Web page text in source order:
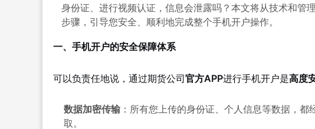
身份证、进行视频认证，信息会泄露吗？本文将从技术和管
步骤，引导您安全、顺利地完成整个手机开户操作。
一、手机开户的安全保障体系
可以负责任地说，通过期货公司官方APP进行手机开户是高度
数据加密传输：所有您上传的身份证、个人信息等数据，都
取。